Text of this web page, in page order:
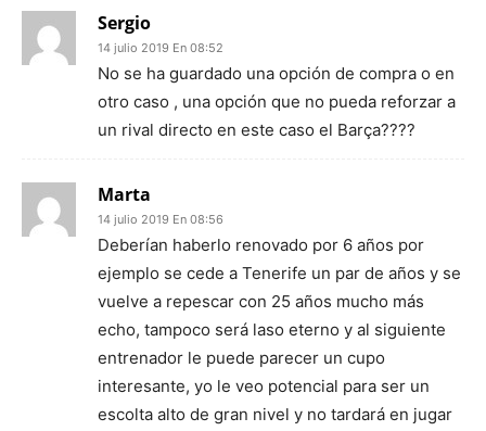
Sergio
14 julio 2019 En 08:52
No se ha guardado una opción de compra o en
otro caso , una opción que no pueda reforzar a
un rival directo en este caso el Barça????
Marta
14 julio 2019 En 08:56
Deberían haberlo renovado por 6 años por
ejemplo se cede a Tenerife un par de años y se
vuelve a repescar con 25 años mucho más
echo, tampoco será laso eterno y al siguiente
entrenador le puede parecer un cupo
interesante, yo le veo potencial para ser un
escolta alto de gran nivel y no tardará en jugar